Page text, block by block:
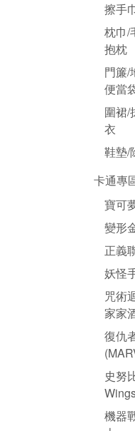
擦手
枕巾/
抱枕
門簾/
便當
圍裙/
衣
鞋墊/
卡通專
寶可
變形
正義
妖怪
咒術
家家
復仇
史努
機器